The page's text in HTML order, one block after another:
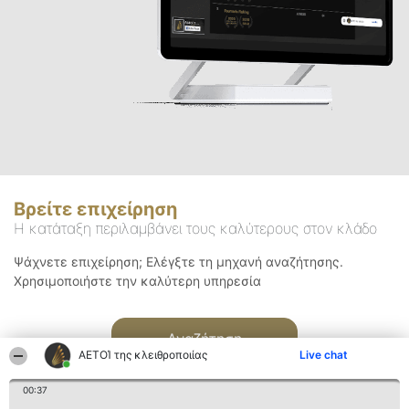
ΑΕΤΟΊ της κλειθροποιίας Live chat
00:37
Βρείτε επιχείρηση
Η κατάταξη περιλαμβάνει τους καλύτερους στον κλάδο
Ψάχνετε επιχείρηση; Ελέγξτε τη μηχανή αναζήτησης.
Χρησιμοποιήστε την καλύτερη υπηρεσία
Αναζήτηση